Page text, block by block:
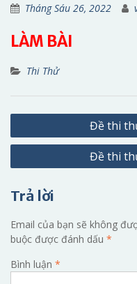
Tháng Sáu 26, 2022
LÀM BÀI
Thi Thử
Điều
hướng
Đề thi
Đề thi
Trả lời
Email của bạn sẽ không
buộc được đánh dấu *
Bình luận *